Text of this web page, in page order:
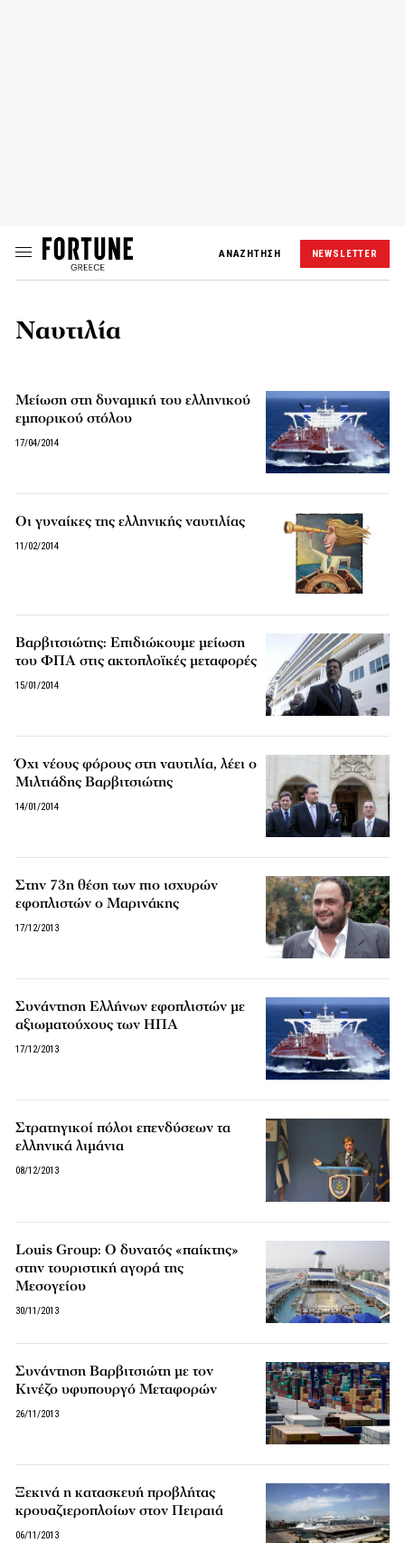
ΑΝΑΖΗΤΗΣΗ NEWSLETTER
Ναυτιλία
Μείωση στη δυναμική του ελληνικού
εμπορικού στόλου
17/04/2014
Οι γυναίκες της ελληνικής ναυτιλίας
11/02/2014
Βαρβιτσιώτης: Επιδιώκουμε μείωση
του ΦΠΑ στις ακτοπλοϊκές μεταφορές
15/01/2014
Όχι νέους φόρους στη ναυτιλία, λέει ο
Μιλτιάδης Βαρβιτσιώτης
14/01/2014
Στην 73η θέση των πιο ισχυρών
εφοπλιστών ο Μαρινάκης
17/12/2013
Συνάντηση Ελλήνων εφοπλιστών με
αξιωματούχους των ΗΠΑ
17/12/2013
Στρατηγικοί πόλοι επενδύσεων τα
ελληνικά λιμάνια
08/12/2013
Louis Group: Ο δυνατός «παίκτης»
στην τουριστική αγορά της
Μεσογείου
30/11/2013
Συνάντηση Βαρβιτσιώτη με τον
Κινέζο υφυπουργό Μεταφορών
26/11/2013
Ξεκινά η κατασκευή προβλήτας
κρουαζιεροπλοίων στον Πειραιά
06/11/2013